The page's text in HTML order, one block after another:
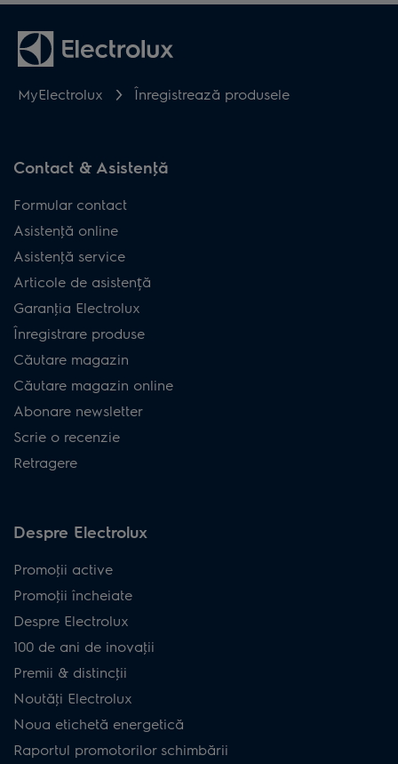
MyElectrolux Înregistrează produsele
Contact & Asistenţă
Formular contact
Asistenţă online
Asistenţă service
Articole de asistență
Garanţia Electrolux
Înregistrare produse
Căutare magazin
Căutare magazin online
Abonare newsletter
Scrie o recenzie
Retragere
Despre Electrolux
Promoţii active
Promoţii încheiate
Despre Electrolux
100 de ani de inovaţii
Premii & distincţii
Noutăţi Electrolux
Noua etichetă energetică
Raportul promotorilor schimbării